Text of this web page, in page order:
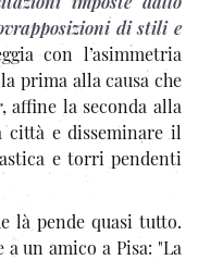
di stili e
con l’asimmetria
prima alla causa che
, affine la seconda alla
città e disseminare il
e torri pendenti
là pende quasi tutto.
a un amico a Pisa: "La